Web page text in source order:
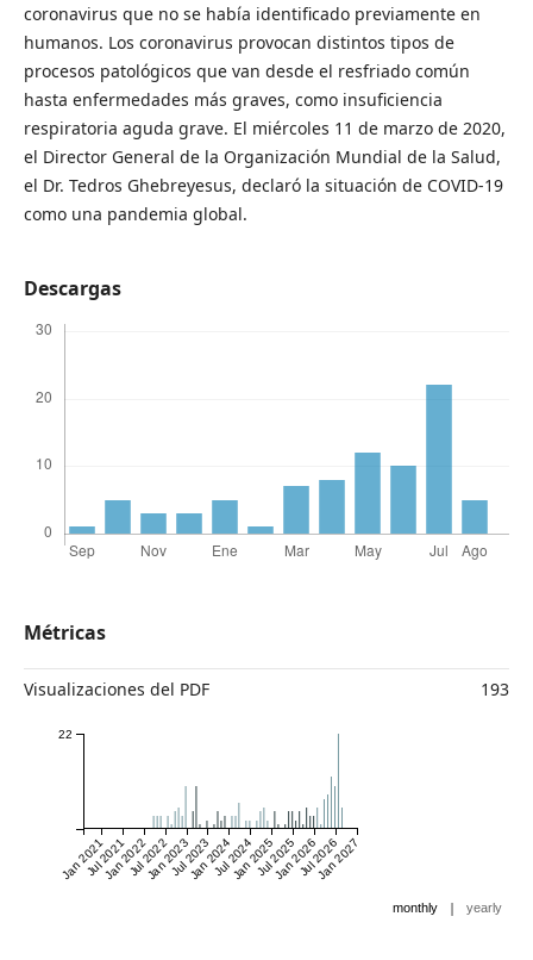
coronavirus que no se había identificado previamente en
humanos. Los coronavirus provocan distintos tipos de
procesos patológicos que van desde el resfriado común
hasta enfermedades más graves, como insuficiencia
respiratoria aguda grave. El miércoles 11 de marzo de 2020,
el Director General de la Organización Mundial de la Salud,
el Dr. Tedros Ghebreyesus, declaró la situación de COVID-19
como una pandemia global.
Descargas
Métricas
Visualizaciones del PDF 193
Jan 2021Jul 2021
Jan 2022Jul 2022
Jan 2023Jul 2023
Jan 2024Jul 2024
Jan 2025Jul 2025
Jan 2026Jul 2026
Jan 2027
22
monthly | yearly